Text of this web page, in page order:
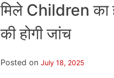
मिले Children
की होगी जांच
Posted on July 18, 2025